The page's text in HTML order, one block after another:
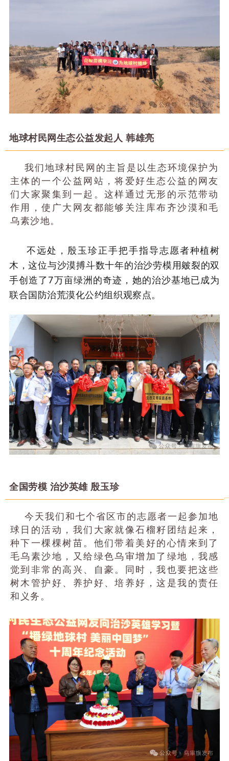
地球村民网生态公益发起人 韩雄亮
我们地球村民网的主旨是以生态环境保护为
主体的一个公益网站，将爱好生态公益的网友
们大家聚集到一起。这样通过无形的示范带动
作用，使广大网友都能够关注库布齐沙漠和毛
乌素沙地。
不远处，殷玉珍正手把手指导志愿者种植树
木，这位与沙漠搏斗数十年的治沙劳模用皴裂的双
手创造了7万亩绿洲的奇迹，她的治沙基地已成为
联合国防治荒漠化公约组织观察点。
全国劳模 治沙英雄 殷玉珍
今天我们和七个省区市的志愿者一起参加地
球日的活动，我们大家就像石榴籽团结起来，
种下一棵棵树苗。他们带着美好的心情来到了
毛乌素沙地，又给绿色乌审增加了绿地，我感
觉到非常的高兴、自豪。同时，我也要把这些
树木管护好、养护好、培养好，这是我的责任
和义务。